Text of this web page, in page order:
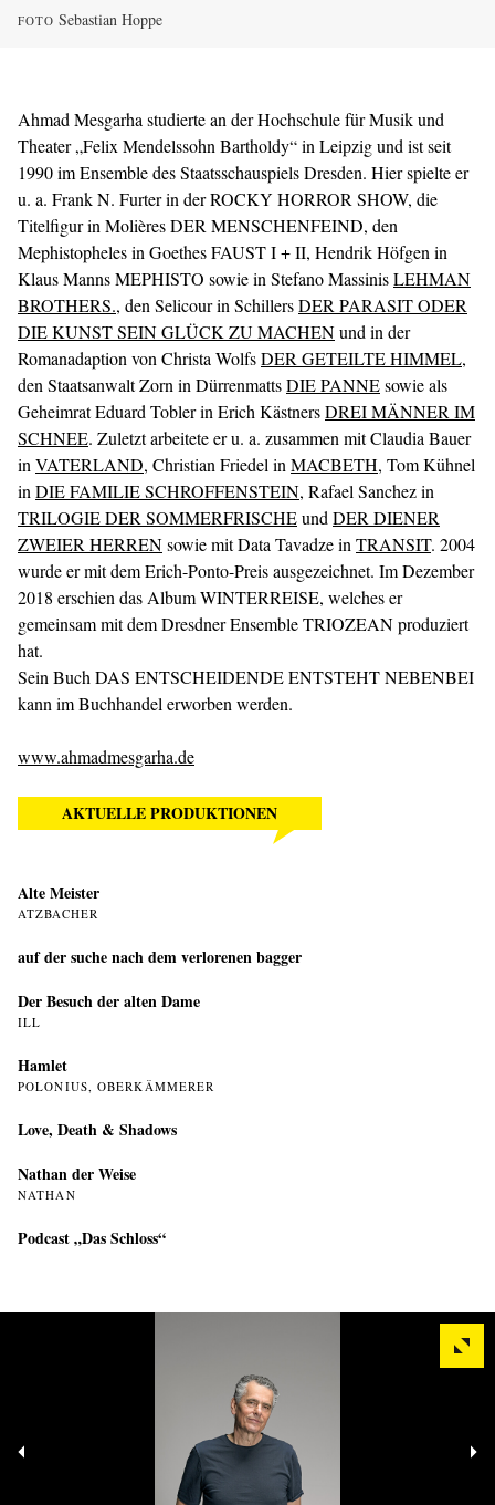
FOTO Sebastian Hoppe
Ahmad Mesgarha studierte an der Hochschule für Musik und
Theater „Felix Mendelssohn Bartholdy“ in Leipzig und ist seit
1990 im Ensemble des Staatsschauspiels Dresden. Hier spielte er
u. a. Frank N. Furter in der ROCKY HORROR SHOW, die
Titelfigur in Molières DER MENSCHENFEIND, den
Mephistopheles in Goethes FAUST I + II, Hendrik Höfgen in
Klaus Manns MEPHISTO sowie in Stefano MassinisLEHMAN
BROTHERS., den Selicour in SchillersDER PARASIT ODER
DIE KUNST SEIN GLÜCK ZU MACHENund in der
Romanadaption von Christa WolfsDER GETEILTE HIMMEL,
den Staatsanwalt Zorn in DürrenmattsDIE PANNEsowie als
Geheimrat Eduard Tobler in Erich KästnersDREI MÄNNER IM
SCHNEE. Zuletzt arbeitete er u. a. zusammen mit Claudia Bauer
in VATERLAND, Christian Friedel in MACBETH, Tom Kühnel
in DIE FAMILIE SCHROFFENSTEIN, Rafael Sanchez in
TRILOGIE DER SOMMERFRISCHEund DER DIENER
ZWEIER HERRENsowie mit Data Tavadze in TRANSIT. 2004
wurde er mit dem Erich-Ponto-Preis ausgezeichnet. Im Dezember
2018 erschien das Album WINTERREISE, welches er
gemeinsam mit dem Dresdner Ensemble TRIOZEAN produziert
hat.
Sein Buch DAS ENTSCHEIDENDE ENTSTEHT NEBENBEI
kann im Buchhandel erworben werden.
www.ahmadmesgarha.de
AKTUELLE PRODUKTIONEN
Alte Meister
ATZBACHER
auf der suche nach dem verlorenen bagger
Der Besuch der alten Dame
ILL
Hamlet
POLONIUS, OBERKÄMMERER
Love, Death & Shadows
Nathan der Weise
NATHAN
Podcast „Das Schloss“